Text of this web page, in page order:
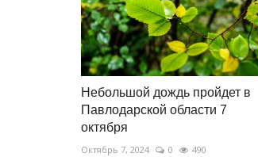
Небольшой дождь пройдет в
Павлодарской области 7
октября
Октябрь 7, 2024 0 490